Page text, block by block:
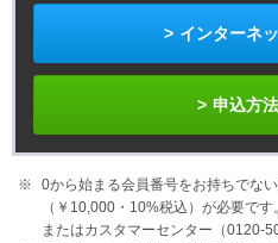
インターネ
申込方
0から始まる会員番号をお持ちでな
（￥10,000・ 10%税込）が必要です
またはカスタマーセンター（0120-